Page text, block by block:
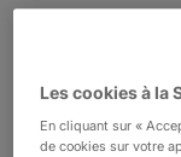
la Samaritaine.
Location
Les cookies à la
En cliquant sur «
de cookies sur votre